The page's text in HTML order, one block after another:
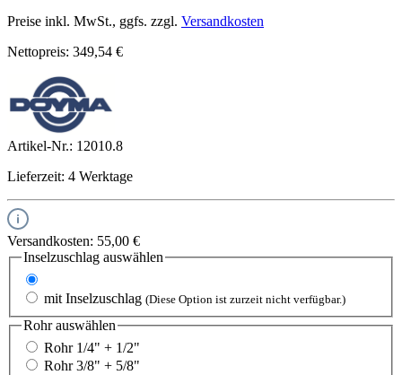
Preise inkl. MwSt., ggfs. zzgl. Versandkosten
Nettopreis: 349,54 €
Artikel-Nr.: 12010.8
Lieferzeit: 4 Werktage
Versandkosten: 55,00 €
Inselzuschlag auswählen
mit Inselzuschlag (Diese Option ist zurzeit nicht verfügbar.)
Rohrauswählen
Rohr 1/4" + 1/2"
Rohr 3/8" + 5/8"